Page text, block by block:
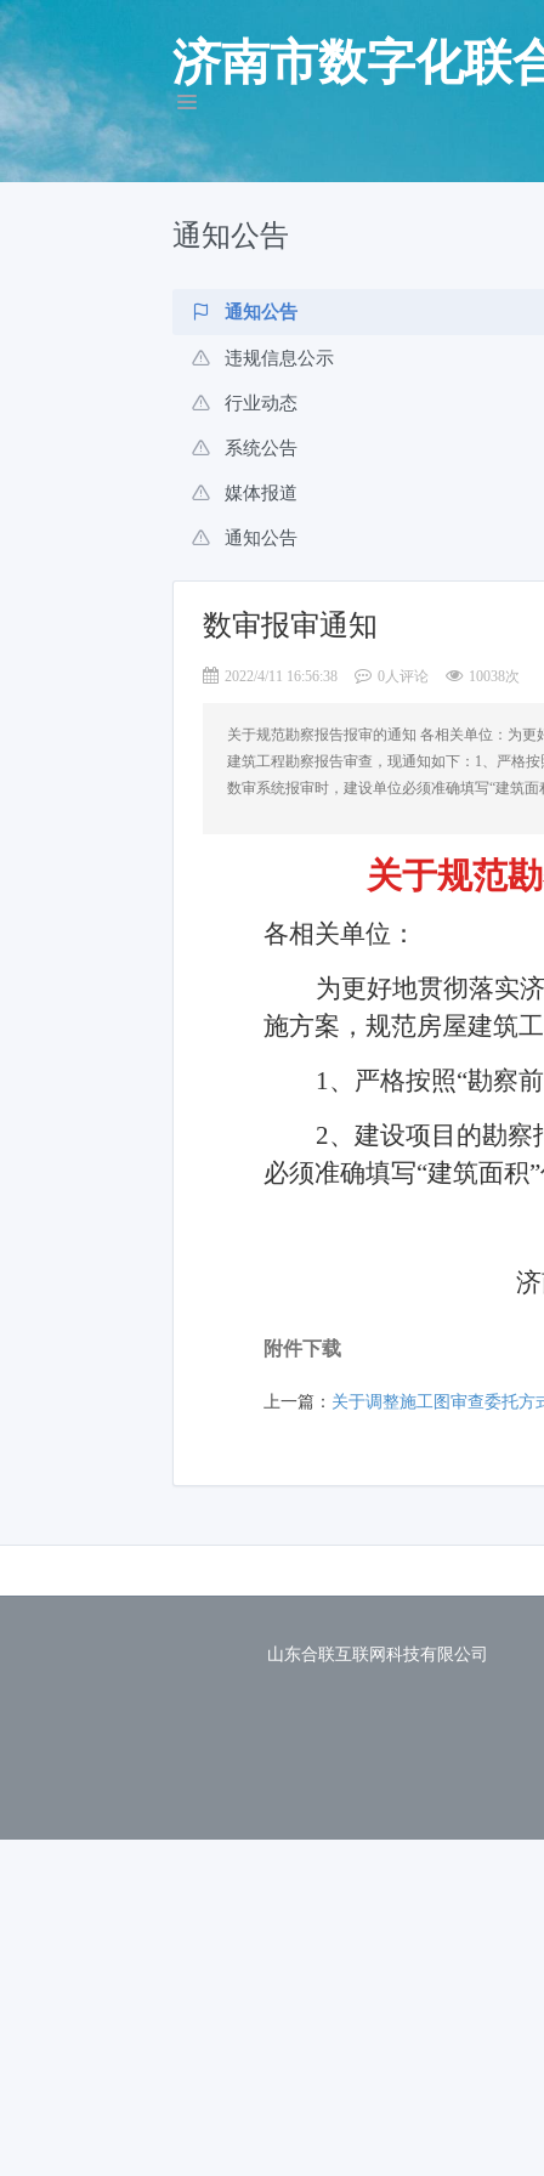
济南市数字化联
通知公告
通知公告
违规信息公示
行业动态
系统公告
媒体报道
通知公告
数审报审通知
2022/4/11 16:56:38 0人评论 10038次
关于规范勘察报告报审的通知 各相关单位：为
建筑工程勘察报告审查，现通知如下：1、严格
数审系统报审时，建设单位必须准确填写“建筑
关于规范
各相关单位：
为更好地贯彻落实
施方案，规范房屋建筑
1、严格按照“勘察
2、建设项目的勘
必须准确填写“建筑面积
济南市
附件下载
上一篇： 关于调整施工图审查委托方式的
山东合联互联网科技有限公司